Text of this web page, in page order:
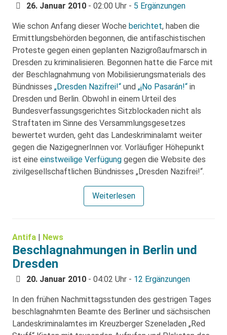
26. Januar 2010 - 02:00 Uhr - 5 Ergänzungen
Wie schon Anfang dieser Woche berichtet, haben die
Ermittlungsbehörden begonnen, die antifaschistischen
Proteste gegen einen geplanten Nazigroßaufmarsch in
Dresden zu kriminalisieren. Begonnen hatte die Farce mit
der Beschlagnahmung von Mobilisierungsmaterials des
Bündnisses „Dresden Nazifrei!“ und „¡No Pasarán!“ in
Dresden und Berlin. Obwohl in einem Urteil des
Bundesverfassungsgerichtes Sitzblockaden nicht als
Straftaten im Sinne des Versammlungsgesetzes
bewertet wurden, geht das Landeskriminalamt weiter
gegen die NazigegnerInnen vor. Vorläufiger Höhepunkt
ist eine einstweilige Verfügung gegen die Website des
zivilgesellschaftlichen Bündnisses „Dresden Nazifrei!“.
Weiterlesen
Antifa | News
Beschlagnahmungen in Berlin und
Dresden
20. Januar 2010 - 04:02 Uhr - 12 Ergänzungen
In den frühen Nachmittagsstunden des gestrigen Tages
beschlagnahmten Beamte des Berliner und sächsischen
Landeskriminalamtes im Kreuzberger Szeneladen „Red